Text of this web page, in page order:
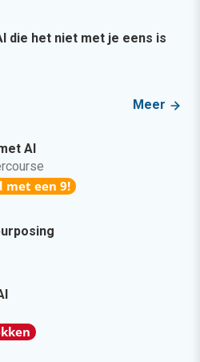
die het niet met je eens is
Meer
AI
met een 9!